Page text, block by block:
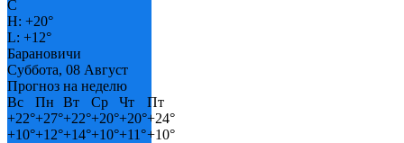
C
H: +20°
L: +12°
Барановичи
Суббота, 08 Август
Прогноз на неделю
Вс
Пн Вт Ср Чт
Пт
+22°+27°+22°+20°+20°+24°
+10°+12°+14°+10°+11°+10°